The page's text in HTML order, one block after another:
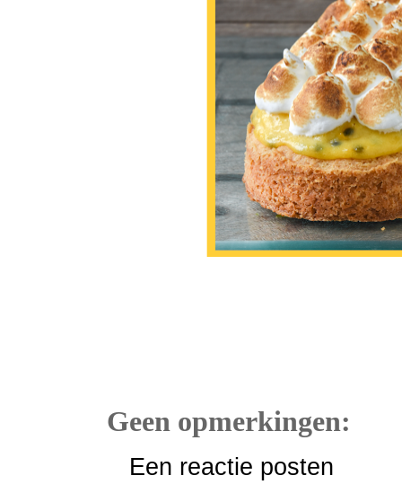
Geen opmerkingen:
Een reactie posten